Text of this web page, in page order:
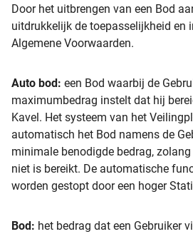
Door het uitbrengen van een Bod
uitdrukkelijk de toepasselijkheid en
Algemene Voorwaarden.
Auto bod: een Bod waarbij de
maximumbedrag instelt dat hij
Kavel. Het systeem van het
automatisch het Bod namens de
minimale benodigde bedrag,
niet is bereikt. De automatische
worden gestopt door een hoger
Bod: het bedrag dat een Gebruiker